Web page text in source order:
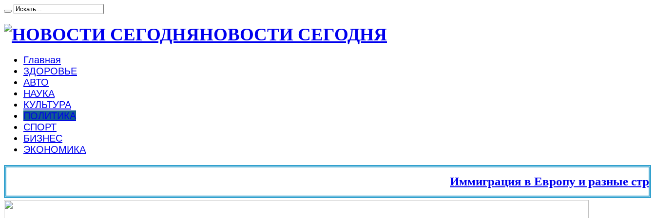
НОВОСТИ СЕГОДНЯ
Главная
ЗДОРОВЬЕ
АВТО
НАУКА
КУЛЬТУРА
ПОЛИТИКА
СПОРТ
БИЗНЕС
ЭКОНОМИКА
Иммиграция в Европу и разные страны